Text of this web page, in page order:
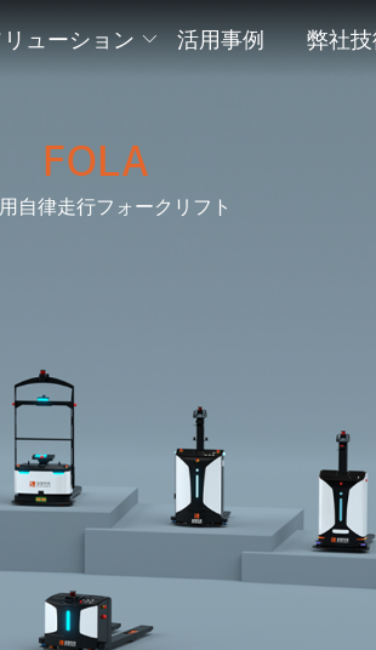
リューション 活用事例 弊社
FOLA
自律走行フォークリフト